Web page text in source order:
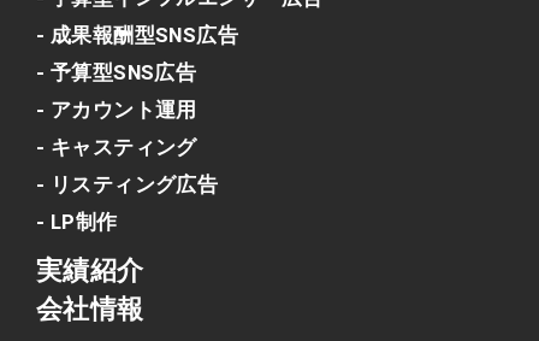
- 成果報酬型SNS広告
- 予算型SNS広告
- アカウント運用
- キャスティング
- リスティング広告
- LP制作
実績紹介
会社情報